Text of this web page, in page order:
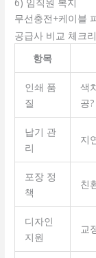
6) 임직원 복지
무선충전+케이블
공급사 비교 체크
항목
인쇄 품
질
색
공?
납기 관
리
지
포장 정
책
친
디자인
지원
교